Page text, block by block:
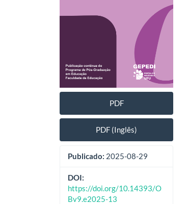
PDF
PDF (Inglês)
Publicado: 2025-08-29
DOI:
https://doi.org/10.14393/O
Bv9.e2025-13